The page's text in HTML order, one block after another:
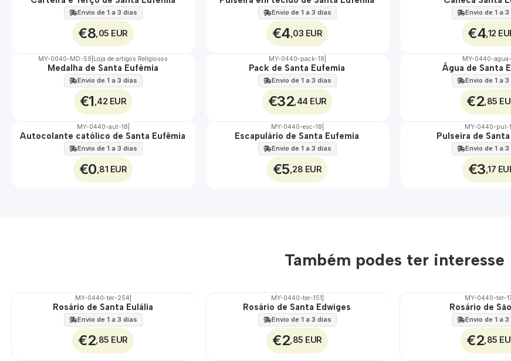
Envio de 1 a 3 dias
€8 ,05 EUR
Envio de 1 a 3 dias
€4 ,03 EUR
Envio de 1 a
€4 ,12
MY-0040-MD-59 Loja de artigos Religiosos
Medalha de Santa Eufémia
Envio de 1 a 3 dias
€1 ,42 EUR
MY-0440-pack-18
Pack de Santa Eufemia
Envio de 1 a 3 dias
€32 ,44 EUR
MY-0440-
Água de Santa
Envio de 1 a
€2 ,85
🇵🇹
MY-0440-aut-18
Autocolante católico de Santa Eufêmia
Envio de 1 a 3 dias
€0 ,81 EUR
MY-0440-esc-18
Escapulário de Santa Eufemia
Envio de 1 a 3 dias
€5 ,28 EUR
MY-0440-pul-
Pulseira de
Envio de 1 a
€3 ,17
Também podes ter interesse
MY-0440-ter-254
Rosário de Santa Eulália
Envio de 1 a 3 dias
€2 ,85 EUR
MY-0440-ter-151
Rosário de Santa Edwiges
Envio de 1 a 3 dias
€2 ,85 EUR
MY-0440-ter-
Rosário de
Envio de 1 a
€2 ,85